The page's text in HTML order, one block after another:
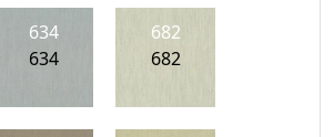
634
634
682
682